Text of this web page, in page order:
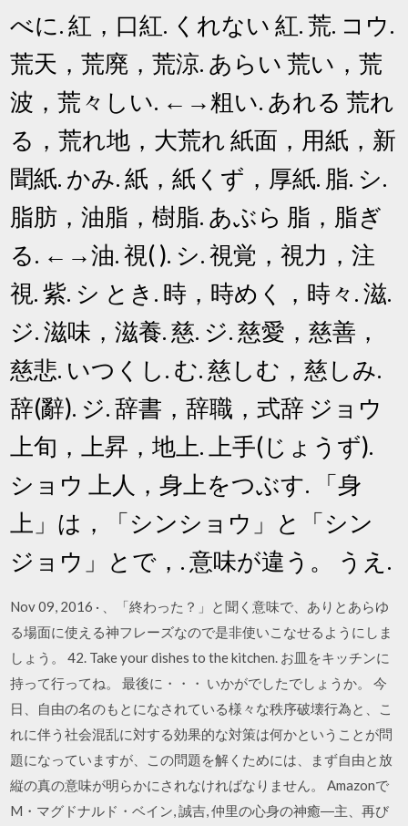
べに. 紅，口紅. くれない 紅. 荒. コウ.
荒天，荒廃，荒涼. あらい 荒い，荒
波，荒々しい. ←→粗い. あれる 荒れ
る，荒れ地，大荒れ 紙面，用紙，新
聞紙. かみ. 紙，紙くず，厚紙. 脂. シ.
脂肪，油脂，樹脂. あぶら 脂，脂ぎ
る. ←→油. 視( ). シ. 視覚，視力，注
視. 紫. シ とき. 時，時めく，時々. 滋.
ジ. 滋味，滋養. 慈. ジ. 慈愛，慈善，
慈悲. いつくし. む. 慈しむ，慈しみ.
辞(辭). ジ. 辞書，辞職，式辞 ジョウ
上旬，上昇，地上. 上手(じょうず).
ショウ 上人，身上をつぶす. 「身
上」は，「シンショウ」と「シン
ジョウ」とで，. 意味が違う。 うえ.
Nov 09, 2016 · 、「終わった？」と聞く意味で、ありとあらゆ
る場面に使える神フレーズなので是非使いこなせるようにしま
しょう。 42. Take your dishes to the kitchen. お皿をキッチンに
持って行ってね。 最後に・・・ いかがでしたでしょうか。 今
日、自由の名のもとになされている様々な秩序破壊行為と、こ
れに伴う社会混乱に対する効果的な対策は何かということが問
題になっていますが、この問題を解くためには、まず自由と放
縦の真の意味が明らかにされなければなりません。 Amazonで
M・マグドナルド・ベイン, 誠吉, 仲里の心身の神癒―主、再び